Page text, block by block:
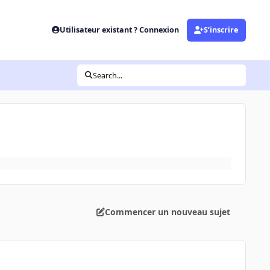
Utilisateur existant ? Connexion S’inscrire
Search...
Commencer un nouveau sujet